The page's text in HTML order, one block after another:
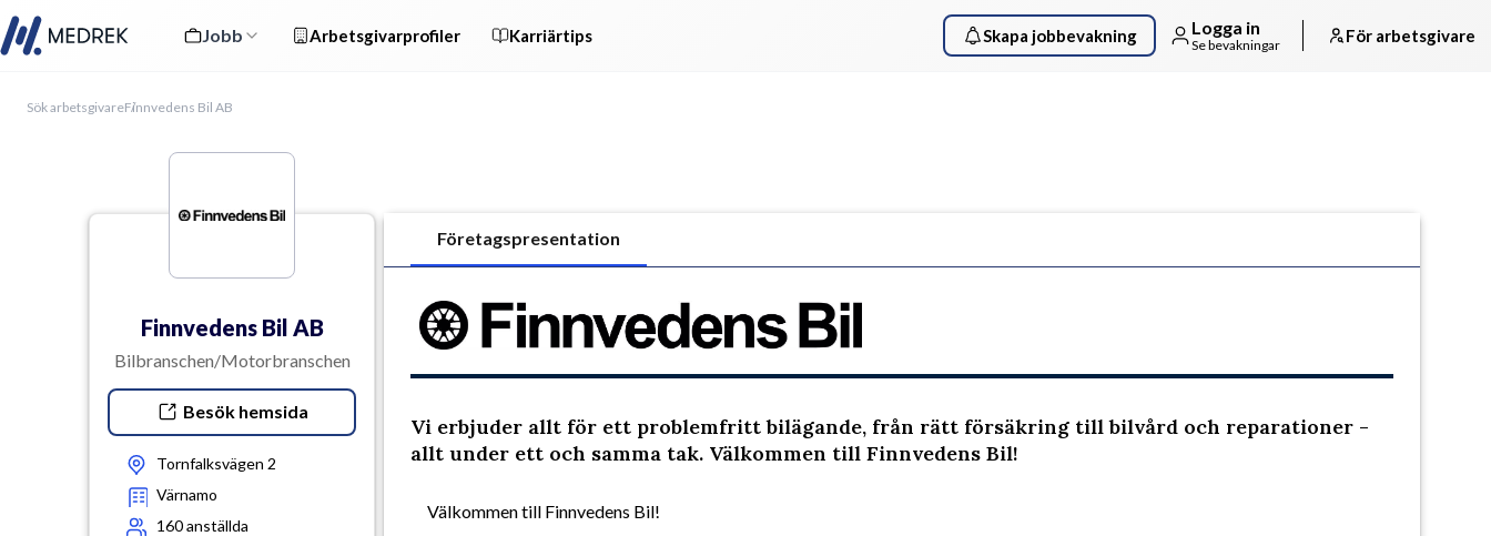
Jobb Arbetsgivarprofiler Karriärtips Skapa jobbevakning Logga in
Se bevakningar För arbetsgivare
Sök arbetsgivareFinnvedens Bil AB
Finnvedens Bil AB
Bilbranschen/Motorbranschen
Besök hemsida
Tornfalksvägen 2
Värnamo
160anställda
Företagspresentation
Vi erbjuder allt för ett problemfritt bilägande, från rätt försäkring till bilvård och reparationer -
allt under ett och samma tak. Välkommen till Finnvedens Bil!
Välkommen till Finnvedens Bil!